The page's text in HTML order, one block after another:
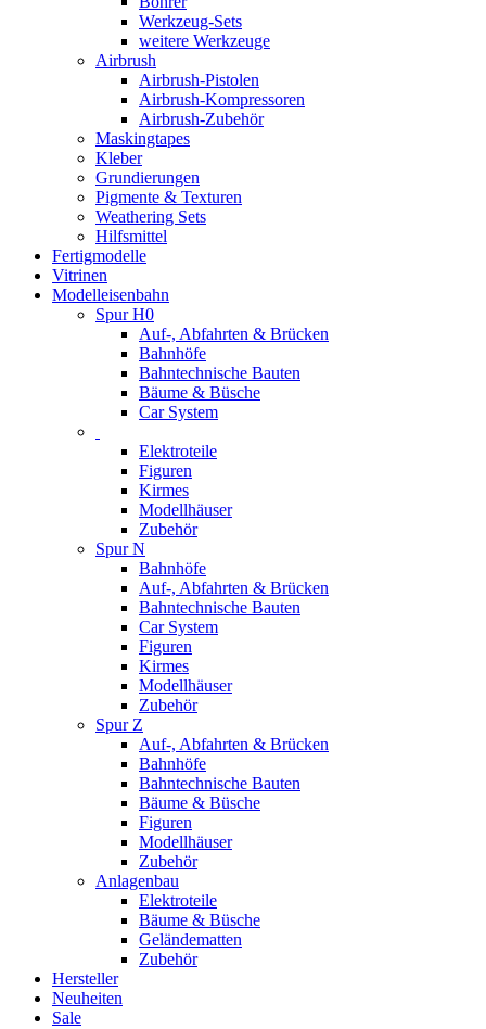
Werkzeug-Sets
weitere Werkzeuge
Airbrush
Airbrush-Pistolen
Airbrush-Kompressoren
Airbrush-Zubehör
Maskingtapes
Kleber
Grundierungen
Pigmente & Texturen
Weathering Sets
Hilfsmittel
Fertigmodelle
Vitrinen
Modelleisenbahn
Spur H0
Auf-, Abfahrten & Brücken
Bahnhöfe
Bahntechnische Bauten
Bäume & Büsche
Car System
Elektroteile
Figuren
Kirmes
Modellhäuser
Zubehör
Spur N
Bahnhöfe
Auf-, Abfahrten & Brücken
Bahntechnische Bauten
Car System
Figuren
Kirmes
Modellhäuser
Zubehör
Spur Z
Auf-, Abfahrten & Brücken
Bahnhöfe
Bahntechnische Bauten
Bäume & Büsche
Figuren
Modellhäuser
Zubehör
Anlagenbau
Elektroteile
Bäume & Büsche
Geländematten
Zubehör
Hersteller
Neuheiten
Sale